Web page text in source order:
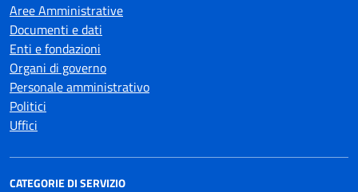
Aree Amministrative
Documenti e dati
Enti e fondazioni
Organi di governo
Personale amministrativo
Politici
Uffici
CATEGORIE DI SERVIZIO